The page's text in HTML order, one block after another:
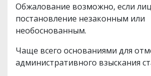
Обжалование возможно, если
постановление незаконным или
необоснованным.
Чаще всего основаниями для
административного взыскания